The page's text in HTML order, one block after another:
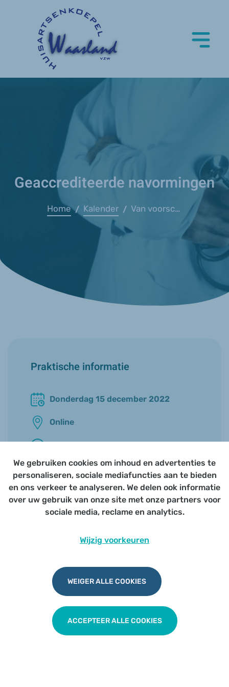
Geaccrediteerde navormingen
Home / Kalender / Van voorschrijven tot afleveren van medicatie
Praktische informatie
Donderdag 15 december 2022
Online
Voor artsen, apothekers…
Van voorschrijven tot afleveren van
medicatie
We gebruiken cookies om inhoud en advertenties te
personaliseren, sociale mediafuncties aan te bieden
en ons verkeer te analyseren. We delen ook informatie
over uw gebruik van onze site met onze partners voor
sociale media, reclame en analytics.
Wijzig voorkeuren
WEIGER ALLE COOKIES
ACCEPTEER ALLE COOKIES